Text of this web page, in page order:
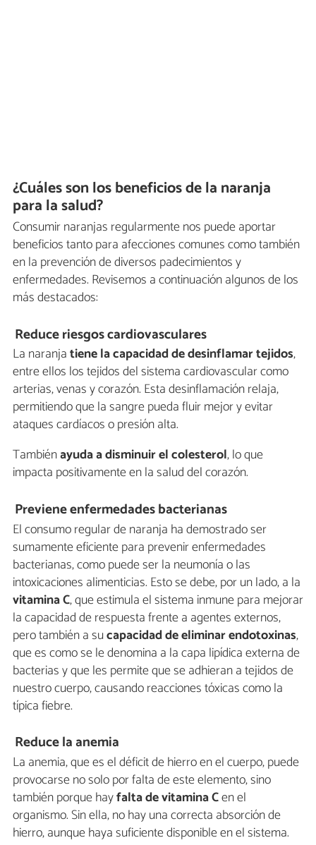
¿Cuáles son los beneficios de la naranja
para la salud?
Consumir naranjas regularmente nos puede aportar
beneficios tanto para afecciones comunes como también
en la prevención de diversos padecimientos y
enfermedades. Revisemos a continuación algunos de los
más destacados:
Reduce riesgos cardiovasculares
La naranjatiene la capacidad de desinflamar tejidos,
entre ellos los tejidos del sistema cardiovascular como
arterias, venas y corazón. Esta desinflamación relaja,
permitiendo que la sangre pueda fluir mejor y evitar
ataques cardíacos o presión alta.
Tambiénayuda a disminuir el colesterol, lo que
impacta positivamente en la salud del corazón.
Previene enfermedades bacterianas
El consumo regular de naranja ha demostrado ser
sumamente eficiente para prevenir enfermedades
bacterianas, como puede ser la neumonía o las
intoxicaciones alimenticias. Esto se debe, por un lado, a la
vitamina C, que estimula el sistema inmune para mejorar
la capacidad de respuesta frente a agentes externos,
pero también a sucapacidad de eliminar endotoxinas,
que es como se le denomina a la capa lipídica externa de
bacterias y que les permite que se adhieran a tejidos de
nuestro cuerpo, causando reacciones tóxicas como la
típica fiebre.
Reduce la anemia
La anemia, que es el déficit de hierro en el cuerpo, puede
provocarse no solo por falta de este elemento, sino
también porque hayfalta de vitamina Cen el
organismo. Sin ella, no hay una correcta absorción de
hierro, aunque haya suficiente disponible en el sistema.